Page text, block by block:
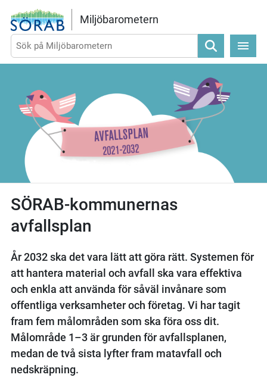
Gå direkt till sidans innehåll
Miljöbarometern
Sök
SÖRAB-kommunernas
avfallsplan
År 2032 ska det vara lätt att göra rätt. Systemen för
att hantera material och avfall ska vara effektiva
och enkla att använda för såväl invånare som
offentliga verksamheter och företag. Vi har tagit
fram fem målområden som ska föra oss dit.
Målområde 1–3 är grunden för avfallsplanen,
medan de två sista lyfter fram matavfall och
nedskräpning.